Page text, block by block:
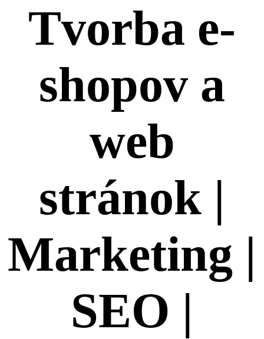
Tvorba e-
shopov a
web
stránok |
Marketing |
SEO |